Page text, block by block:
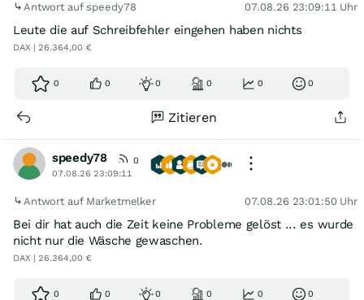
Antwort auf speedy78 07.08.26 23:09:11 Uhr
Leute die auf Schreibfehler eingehen haben nichts
DAX | 26.364,00 €
0 0 0 0 0 0
Zitieren
speedy78
0
07.08.26 23:09:11
Antwort auf Marketmelker 07.08.26 23:01:50 Uhr
Bei dir hat auch die Zeit keine Probleme gelöst ... es wurde
nicht nur die Wäsche gewaschen.
DAX | 26.364,00 €
0 0 0 0 0 0